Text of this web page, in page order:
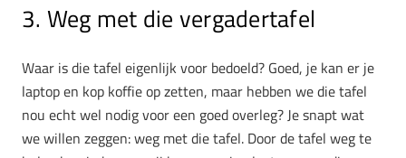
3. Weg met die vergadertafel
Waar is die tafel eigenlijk voor bedoeld? Goed, je kan er je
laptop en kop koffie op zetten, maar hebben we die tafel
nou echt wel nodig voor een goed overleg? Je snapt wat
we willen zeggen: weg met die tafel. Door de tafel weg te